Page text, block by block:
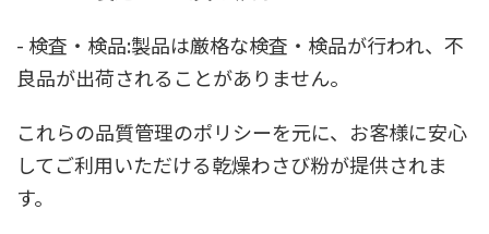
- 検査・検品:製品は厳格な検査・検品が行われ、不
良品が出荷されることがありません。
これらの品質管理のポリシーを元に、お客様に安心
してご利用いただける乾燥わさび粉が提供されま
す。